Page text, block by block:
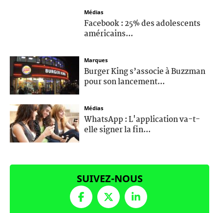
Médias
Facebook : 25% des adolescents
américains...
Marques
Burger King s’associe à Buzzman
pour son lancement...
Médias
WhatsApp : L'application va-t-
elle signer la fin...
SUIVEZ-NOUS